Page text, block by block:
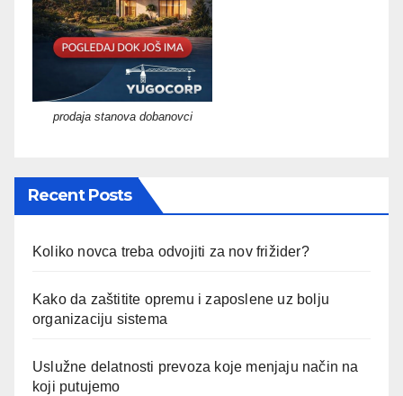
prodaja stanova dobanovci
Recent Posts
Koliko novca treba odvojiti za nov frižider?
Kako da zaštitite opremu i zaposlene uz bolju
organizaciju sistema
Uslužne delatnosti prevoza koje menjaju način na
koji putujemo